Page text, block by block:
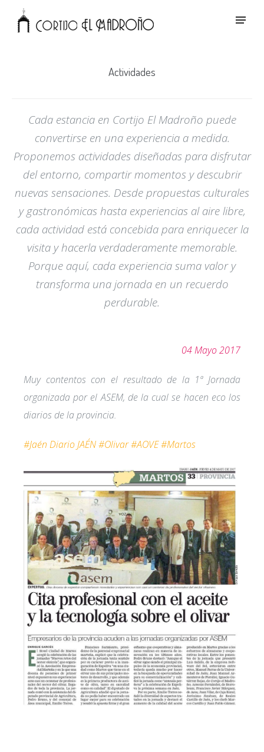
Actividades
Cada estancia en Cortijo El Madroño puede
convertirse en una experiencia a medida.
Proponemos actividades diseñadas para disfrutar
del entorno, compartir momentos y descubrir
nuevas sensaciones. Desde propuestas culturales
y gastronómicas hasta experiencias al aire libre,
cada actividad está concebida para enriquecer la
visita y hacerla verdaderamente memorable.
Porque aquí, cada experiencia suma valor y
transforma una jornada en un recuerdo
perdurable.
04 Mayo 2017
Muy contentos con el resultado de la 1ª Jornada
organizada por el ASEM, de la cual se hacen eco los
diarios de la provincia.
#Jaén Diario JAÉN#Olivar#AOVE#Martos